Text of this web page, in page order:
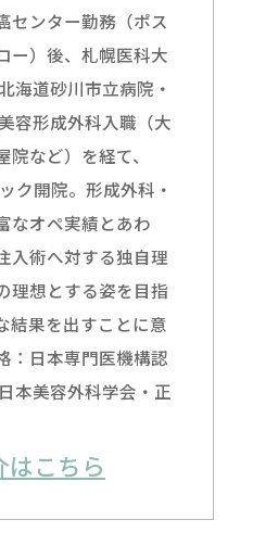
センター勤務（ポス
ー）後、札幌医科大
海道砂川市立病院・
容形成外科入職（大
など）を経て、
ク開院。形成外科・
なオペ実績とあわ
入術へ対する独自理
理想とする姿を目指
結果を出すことに意
：日本専門医機構認
本美容外科学会・正
はこちら